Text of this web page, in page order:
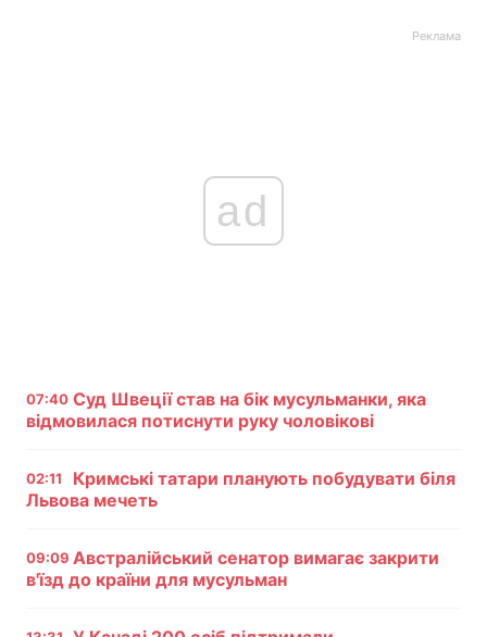
Реклама
ad
07:40 Суд Швеції став на бік мусульманки, яка
відмовилася потиснути руку чоловікові
02:11
Кримські татари планують побудувати біля
Львова мечеть
09:09 Австралійський сенатор вимагає закрити
в'їзд до країни для мусульман